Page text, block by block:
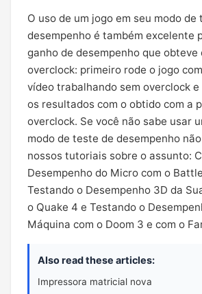
O uso de um jogo em seu modo de
desempenho é também excelente
ganho de desempenho que obteve
overclock: primeiro rode o jogo
vídeo trabalhando sem overclock
os resultados com o obtido com a
overclock. Se você não sabe usar
modo de teste de desempenho
nossos tutoriais sobre o assunto:
Desempenho do Micro com o
Testando o Desempenho 3D da
o Quake 4 e Testando o
Máquina com o Doom 3 e com o
Also read these articles:
Impressora matricial nova